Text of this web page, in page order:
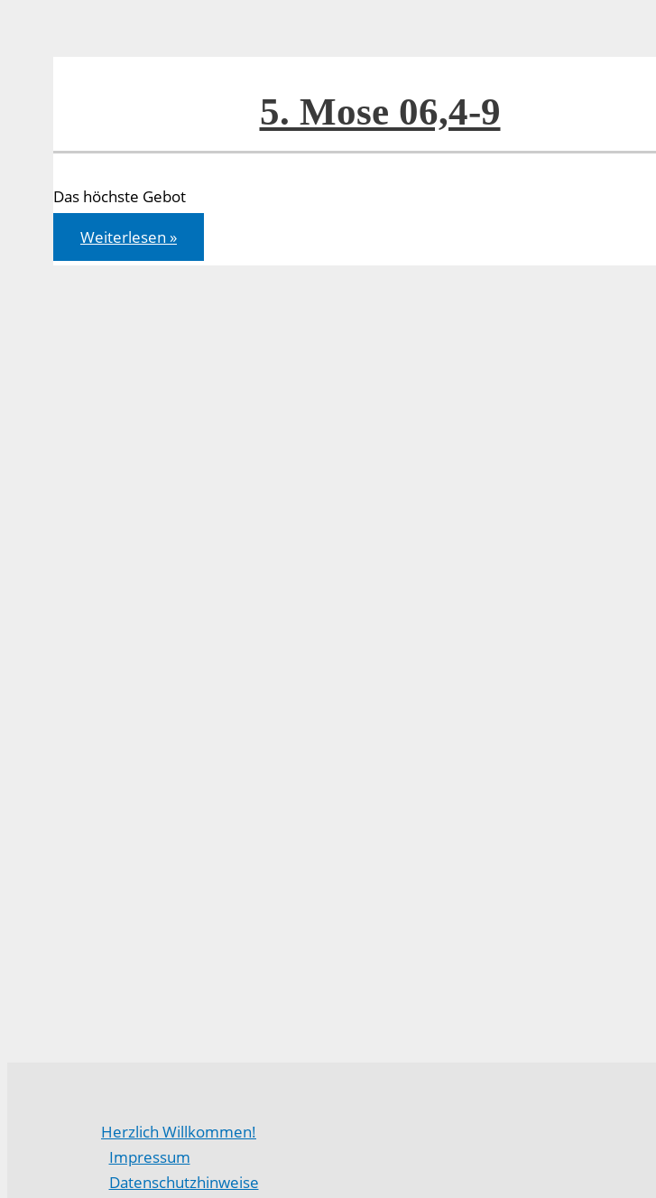
5. Mose 06,4-9
Das höchste Gebot
5.
Mose
06,4-
Weiterlesen »
Herzlich Willkommen!
Impressum
Datenschutzhinweise